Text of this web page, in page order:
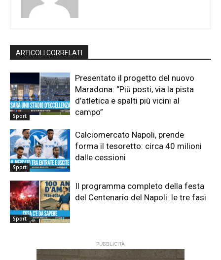
ARTICOLI CORRELATI
Sport
Presentato il progetto del nuovo
Maradona: “Più posti, via la pista
d’atletica e spalti più vicini al
campo”
Sport
Calciomercato Napoli, prende
forma il tesoretto: circa 40 milioni
dalle cessioni
Sport
Il programma completo della festa
del Centenario del Napoli: le tre fasi
PUBBLICITÀ